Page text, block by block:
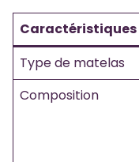
Caractéristiques
Type de matelas
Composition